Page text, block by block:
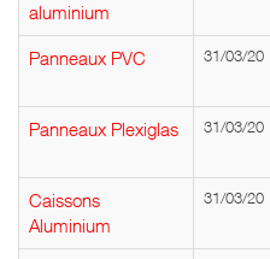
aluminium
Panneaux PVC 31/03/20
Panneaux Plexiglas 31/03/20
Caissons
Aluminium
31/03/20